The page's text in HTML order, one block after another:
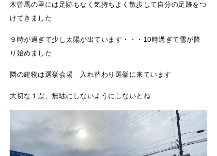
木曽馬の里には足跡もなく気持ちよく散歩して自分の足跡をつ
けてきました
９時が過ぎて少し太陽が出ています・・・10時過ぎて雪が降
り始めました
隣の建物は選挙会場 入れ替わり選挙に来ています
大切な１票、無駄にしないようにしないとね